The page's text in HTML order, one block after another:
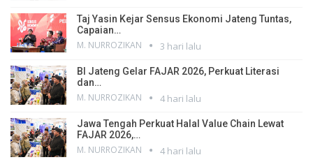
Taj Yasin Kejar Sensus Ekonomi Jateng Tuntas,
Capaian…
M. NURROZIKAN 3 hari lalu
BI Jateng Gelar FAJAR 2026, Perkuat Literasi
dan…
M. NURROZIKAN 4 hari lalu
Jawa Tengah Perkuat Halal Value Chain Lewat
FAJAR 2026,…
M. NURROZIKAN 4 hari lalu